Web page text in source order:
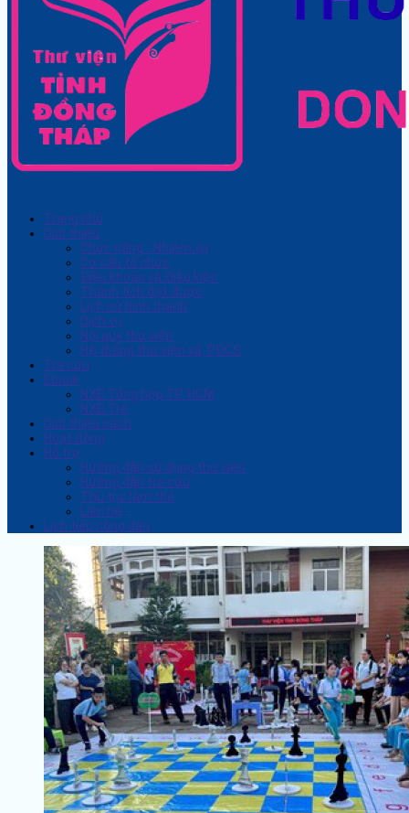
Trang chủ
Giới thiệu
Chức năng - Nhiệm vụ
Cơ cấu tổ chức
Điều khoản và Điều kiện
Thành tích đạt được
Lịch sử hình thành
Dịch vụ
Nội quy thư viện
Hệ thống thư viện xã, PĐCS
Tra cứu
Ebook
NXB Tổng hợp TP. HCM
NXB Trẻ
Giới thiệu sách
Hoạt động
Hỗ trợ
Hướng dẫn sử dụng thư viện
Hướng dẫn tra cứu
Thủ tục làm thẻ
Liên hệ
Lịch tiếp công dân